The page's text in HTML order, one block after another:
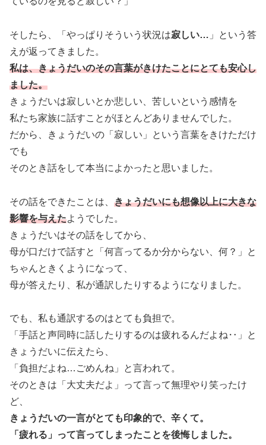
そしたら、「やっぱりそういう状況は寂しい… 」という答
えが返ってきました。
私は、きょうだいのその言葉がきけたことにとても安心し
ました。
きょうだいは寂しいとか悲しい、苦しいという感情を
私たち家族に話すことがほとんどありませんでした。
だから、きょうだいの「寂しい」という言葉をきけただけ
でも
そのとき話をして本当によかったと思いました。
その話をできたことは、 きょうだいにも想像以上に大きな
影響を与えたようでした。
きょうだいはその話をしてから、
母が口だけで話すと「何言ってるか分からない、何？」と
ちゃんときくようになって、
母が答えたり、私が通訳したりするようになりました。
でも、私も通訳するのはとても負担で。
「手話と声同時に話したりするのは疲れるんだよね‥」と
きょうだいに伝えたら、
「負担だよね…ごめんね」と言われて。
そのときは「大丈夫だよ」って言って無理やり笑ったけ
ど、
きょうだいの一言がとても印象的で、辛くて。
「疲れる」って言ってしまったことを後悔しました。